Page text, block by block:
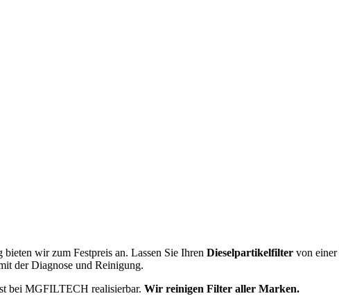
wir zum Festpreis an. Lassen Sie Ihren Dieselpartikelfilter von einer
der Diagnose und Reinigung.
bei MGFILTECH realisierbar. Wir reinigen Filter aller Marken.